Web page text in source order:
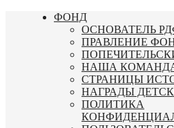
Перейти
ФОНД
ОСНОВАТЕЛЬ
ПРАВЛЕНИЕ
НАША
СТРАНИЦЫ
НАГРАДЫ
ПОЛИТИКА